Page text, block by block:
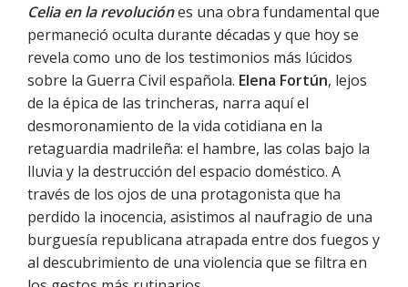
Celia en la revoluciónes una obra fundamental que
permaneció oculta durante décadas y que hoy se
revela como uno de los testimonios más lúcidos
sobre la Guerra Civil española. Elena Fortún, lejos
de la épica de las trincheras, narra aquí el
desmoronamiento de la vida cotidiana en la
retaguardia madrileña: el hambre, las colas bajo la
lluvia y la destrucción del espacio doméstico. A
través de los ojos de una protagonista que ha
perdido la inocencia, asistimos al naufragio de una
burguesía republicana atrapada entre dos fuegos y
al descubrimiento de una violencia que se filtra en